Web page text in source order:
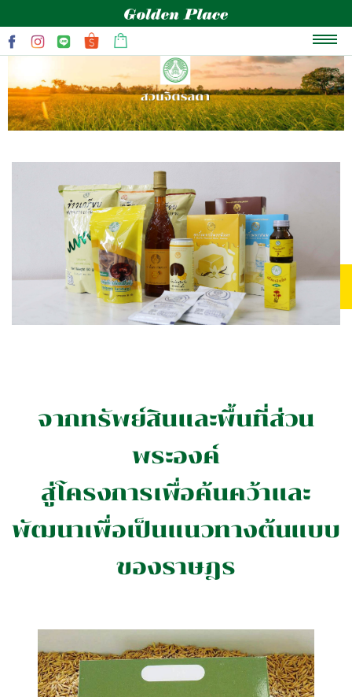
หน้าแรก
เกี่ยวกับเรา
สินค้าและโปรโมชั่น
บทความสุขภาพ
ข่าวสารและกิจกรรม
จากทรัพย์สินและพื้นที่ส่วน
พระองค์
สู่โครงการเพื่อค้นคว้าและ
พัฒนาเพื่อเป็นแนวทางต้นแบบ
ของราษฎร